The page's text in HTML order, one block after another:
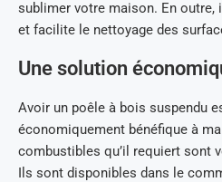
sublimer votre maison. En outre,
et facilite le nettoyage des
Une solution
Avoir un poêle à bois suspendu
économiquement bénéfique à
combustibles qu’il requiert sont
Ils sont disponibles dans le